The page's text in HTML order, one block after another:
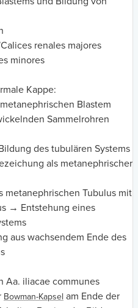
renales majores
minores
Kappe:
Blastem
Sammelrohren
des tubulären Systems
als metanephrischer
metanephrischen Tubulus mit
→ Entstehung eines
aus wachsendem Ende des
Aa. iliacae communes
Bowman-Kapsel am Ende der